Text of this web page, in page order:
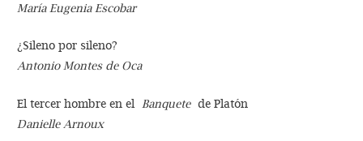
María Eugenia Escobar
¿Sileno por sileno?
Antonio Montes de Oca
El tercer hombre en elBanquetede Platón
Danielle Arnoux